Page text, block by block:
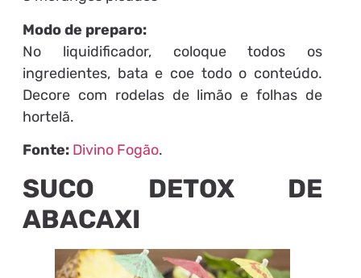
Modo de preparo:
No liquidificador, coloque todos os
ingredientes, bata e coe todo o conteúdo.
Decore com rodelas de limão e folhas de
hortelã.
Fonte: Divino Fogão.
SUCO DETOX DE
ABACAXI